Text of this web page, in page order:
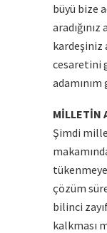
büyü bize
kardeşiniz
cesaretini
MİLLETİN
Şimdi
çözüm
bilinci
kalkması